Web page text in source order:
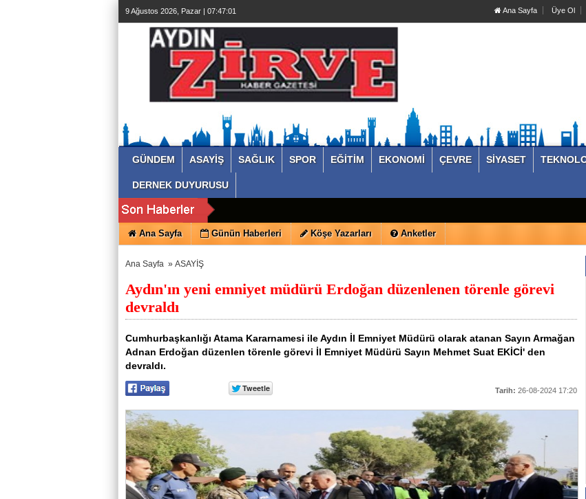
9 Ağustos 2026, Pazar | 07:47:02 Ana Sayfa Üye Ol
GÜNDEM ASAYİŞ SAĞLIK SPOR EĞİTİM EKONOMİ ÇEVRE SİYASET
DERNEK DUYURUSU
Ana Sayfa Günün Haberleri Köşe Yazarları Anketler
Ana Sayfa » ASAYİŞ
Aydın'ın yeni emniyet müdürü Erdoğan düzenlenen törenle görevi
devraldı
Cumhurbaşkanlığı Atama Kararnamesi ile Aydın İl Emniyet Müdürü olarak atanan Sayın Armağan
Adnan Erdoğan düzenlen törenle görevi İl Emniyet Müdürü Sayın Mehmet Suat EKİCİ' den
devraldı.
Tarih: 26-08-2024 17:20